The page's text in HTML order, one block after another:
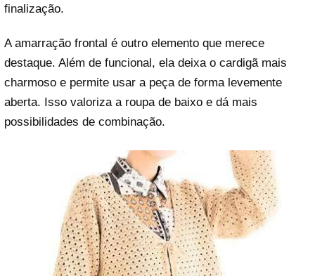
finalização.
A amarração frontal é outro elemento que merece
destaque. Além de funcional, ela deixa o cardigã mais
charmoso e permite usar a peça de forma levemente
aberta. Isso valoriza a roupa de baixo e dá mais
possibilidades de combinação.